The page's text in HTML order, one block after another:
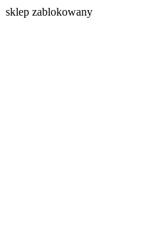
sklep zablokowany